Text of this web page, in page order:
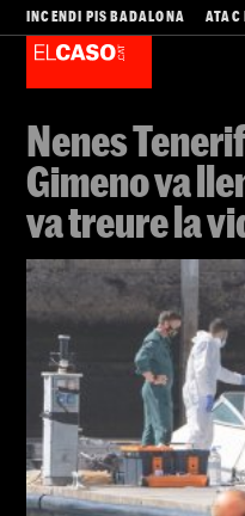
INCENDI PIS BADALONA ATAC
Nenes
Gimeno va
va treure la